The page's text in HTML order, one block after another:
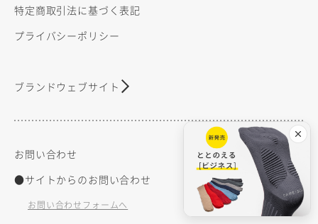
特定商取引法に基づく表記
プライバシーポリシー
ブランドウェブサイト
お問い合わせ
●サイトからのお問い合わせ
お問い合わせフォームへ